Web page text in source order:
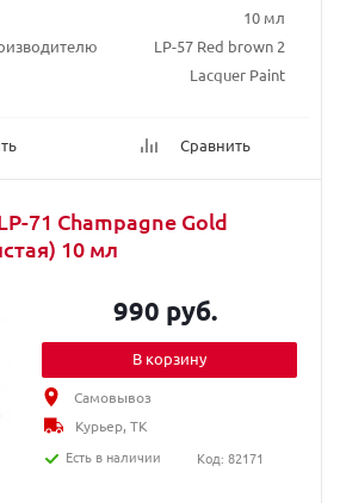
10 мл
LP-57 Red brown 2
Lacquer Paint
Сравнить
71 Champagne Gold
10 мл
990 руб.
В корзину
Самовывоз
Курьер, ТК
Есть в наличии
Код: 82171